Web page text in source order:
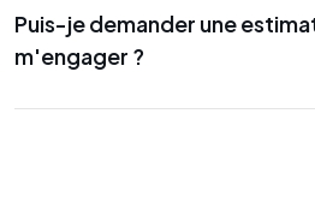
Puis-je demander une
m'engager ?